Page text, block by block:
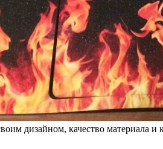
дизайном, качество материала